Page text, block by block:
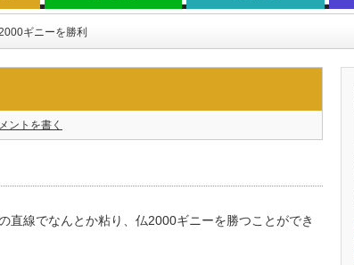
ギニーを勝利
ントを書く
直線でなんとか粘り、仏2000ギニーを勝つことができ